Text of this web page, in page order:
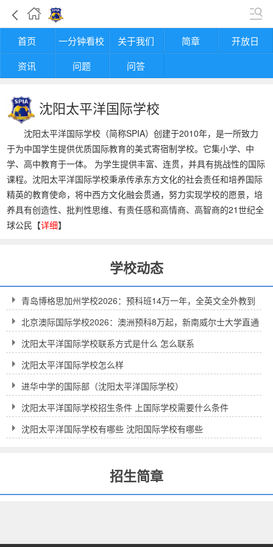
首页 一分钟看校 关于我们 简章
开放日
资讯
问题 问答
沈阳太平洋国际学校
沈阳太平洋国际学校（简称SPIA）创建于2010年，是一所致力
于为中国学生提供优质国际教育的美式寄宿制学校。它集小学、中
学、高中教育于一体。 为学生提供丰富、连贯，并具有挑战性的国际
课程。沈阳太平洋国际学校秉承传承东方文化的社会责任和培养国际
精英的教育使命，将中西方文化融会贯通，努力实现学校的愿景，培
养具有创造性、批判性思维、有责任感和高情商、高智商的21世纪全
球公民【详细】
学校动态
青岛博格思加州学校2026：预科班14万一年，全英文全外教到
底值不值得？
北京澳际国际学校2026：澳洲预科8万起，新南威尔士大学直通
车到底靠不靠谱？
沈阳太平洋国际学校联系方式是什么 怎么联系
沈阳太平洋国际学校怎么样
进华中学的国际部（沈阳太平洋国际学校）
沈阳太平洋国际学校招生条件 上国际学校需要什么条件
沈阳太平洋国际学校有哪些 沈阳国际学校有哪些
招生简章